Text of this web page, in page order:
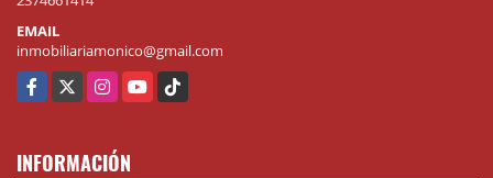
EMAIL
inmobiliariamonico@gmail.com
Facebook
X InstagramYouTube
TikTok
INFORMACIÓN